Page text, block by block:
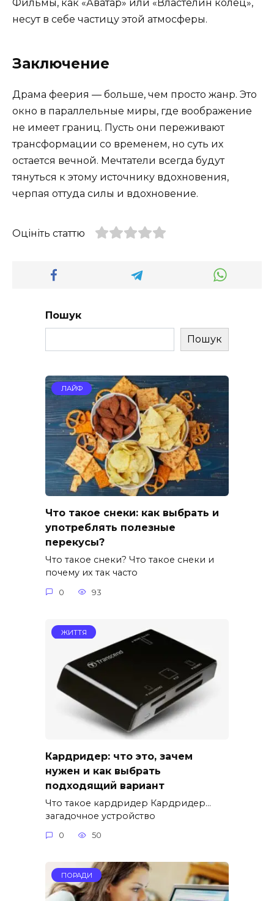
Фильмы, как «Аватар» или «Властелин колец»,
несут в себе частицу этой атмосферы.
Заключение
Драма феерия — больше, чем просто жанр. Это
окно в параллельные миры, где воображение
не имеет границ. Пусть они переживают
трансформации со временем, но суть их
остается вечной. Мечтатели всегда будут
тянуться к этому источнику вдохновения,
черпая оттуда силы и вдохновение.
Оцініть статтю
Пошук
Пошук
ЛАЙФ
Что такое снеки: как выбрать и
употреблять полезные
перекусы?
Что такое снеки? Что такое снеки и
почему их так часто
0 93
ЖИТТЯ
Кардридер: что это, зачем
нужен и как выбрать
подходящий вариант
Что такое кардридер Кардридер…
загадочное устройство
0 50
ПОРАДИ